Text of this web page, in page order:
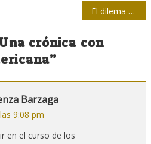
El dilema de reportar tiroteos masivos
Una crónica con
”
Barzaga
9:08 pm
en el curso de los